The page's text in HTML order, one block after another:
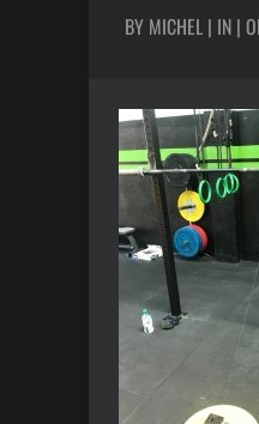
BY MICHEL | IN |